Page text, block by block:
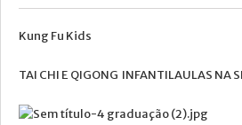
TERAPIAS
AULAS
Kung Fu Kids
TAI CHI E QIGONG INFANTILAULAS NA